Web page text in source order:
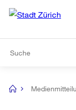
Navigation
[no